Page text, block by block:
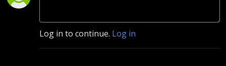
Log in to continue. Log in